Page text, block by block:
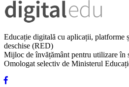
Educație digitală cu aplicații, platforme
deschise (RED)
Mijloc de învățământ pentru utilizare în
Omologat selectiv de Ministerul